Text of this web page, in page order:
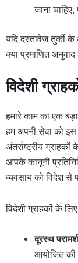
जाना
यदि दस्तावेज तुर्की
क्या प्रमाणित
विदेशी
हमारे काम का एक
हम अपनी सेवा को
अंतर्राष्ट्रीय
आपके कानूनी
व्यवसाय को विदेश से
विदेशी ग्राहकों के
दूरस्थ
आयोजित की